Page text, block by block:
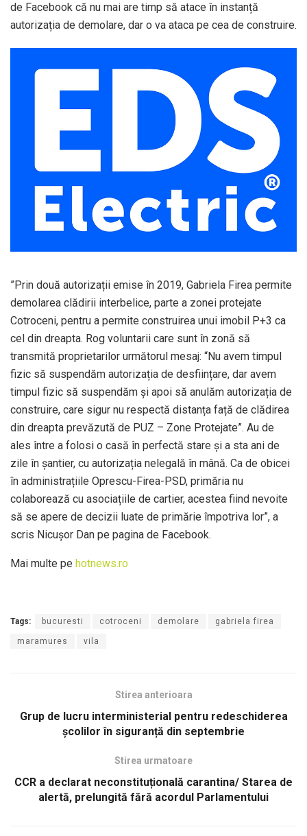
de Facebook că nu mai are timp să atace în instanță
autorizația de demolare, dar o va ataca pe cea de construire.
”Prin două autorizații emise în 2019, Gabriela Firea permite
demolarea clădirii interbelice, parte a zonei protejate
Cotroceni, pentru a permite construirea unui imobil P+3 ca
cel din dreapta. Rog voluntarii care sunt în zonă să
transmită proprietarilor următorul mesaj: “Nu avem timpul
fizic să suspendăm autorizația de desființare, dar avem
timpul fizic să suspendăm și apoi să anulăm autorizația de
construire, care sigur nu respectă distanța față de clădirea
din dreapta prevăzută de PUZ – Zone Protejate”. Au de
ales între a folosi o casă în perfectă stare și a sta ani de
zile în șantier, cu autorizația nelegală în mână. Ca de obicei
în administrațiile Oprescu-Firea-PSD, primăria nu
colaborează cu asociațiile de cartier, acestea fiind nevoite
să se apere de decizii luate de primărie împotriva lor”, a
scris Nicușor Dan pe pagina de Facebook.
Mai multe pe hotnews.ro
Tags: bucuresti cotroceni demolare gabriela firea
maramures vila
Stirea anterioara
Grup de lucru interministerial pentru redeschiderea
școlilor în siguranță din septembrie
Stirea urmatoare
CCR a declarat neconstituțională carantina/ Starea de
alertă, prelungită fără acordul Parlamentului